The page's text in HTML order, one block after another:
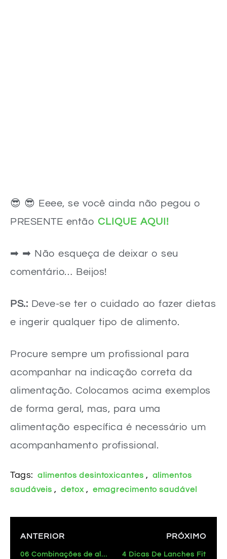
😎 😎 Eeee, se você ainda não pegou o
PRESENTE então CLIQUE AQUI!
➡ ➡ Não esqueça de deixar o seu
comentário… Beijos!
PS.: Deve-se ter o cuidado ao fazer dietas
e ingerir qualquer tipo de alimento.
Procure sempre um profissional para
acompanhar na indicação correta da
alimentação. Colocamos acima exemplos
de forma geral, mas, para uma
alimentação específica é necessário um
acompanhamento profissional.
Tags: alimentos desintoxicantes ,
alimentos
saudáveis , detox , emagrecimento saudável
ANTERIOR
06 Combinações de alimentos que ajudam a melhorar a saúde
PRÓXIMO
4 Dicas De Lanches Fit